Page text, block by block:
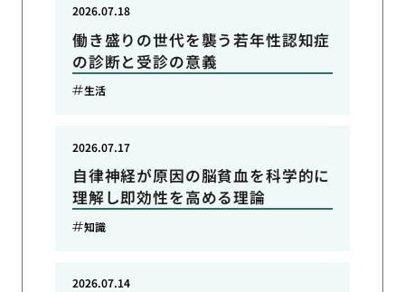
働き盛りの世代を襲う若年性認知症
の診断と受診の意義
2026.07.18
生活
自律神経が原因の脳貧血を科学的に
理解し即効性を高める理論
2026.07.17
知識
2026.07.14